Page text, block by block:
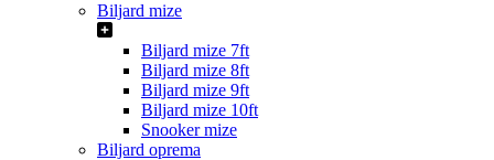
Biljard mize
Biljard mize 7ft
Biljard mize 8ft
Biljard mize 9ft
Biljard mize 10ft
Snooker mize
Biljard oprema